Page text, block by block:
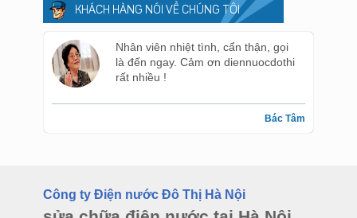
KHÁCH HÀNG NÓI VỀ CHÚNG TÔI
Nhân viên nhiệt tình, cẩn thận, gọi
là đến ngay. Cảm ơn diennuocdothi
rất nhiều !
Bác Tâm
Công ty Điện nước Đô Thị Hà Nội